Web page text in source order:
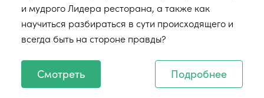
и мудрого Лидера ресторана, а также как
научиться разбираться в сути происходящего и
всегда быть на стороне правды?
Смотреть Подробнее